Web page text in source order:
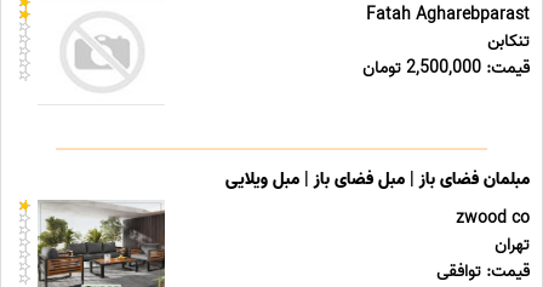
Fatah Agharebparast
تنکابن
قیمت: 2,500,000 تومان
مبلمان فضای باز | مبل فضای باز | مبل ویلایی
zwood co
تهران
قیمت: توافقی